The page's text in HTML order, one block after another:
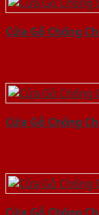
Cửa Gỗ Chống
Cửa Gỗ Chống